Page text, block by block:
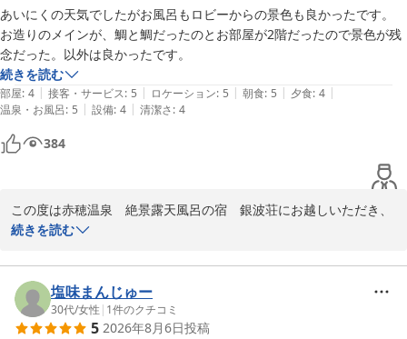
館内のご案内や配慮を見直し、落ち着いてお休みいただけるよう努
めてまいります。
次回はぜひお天気の良い日の景色と露天風呂もお楽しみくださいま
せ。
2026-07-30
あいにくの天気でしたがお風呂もロビーからの景色も良かったです。
お造りのメインが、鯛と鯛だったのとお部屋が2階だったので景色が残
念だった。以外は良かったです。
続きを読む
部屋: 4 | 接客・サービス: 5 | ロケーション: 5 | 朝食: 5 | 夕食: 4 |
温泉・お風呂: 5 | 設備: 4 | 清潔さ: 4
384
この度は赤穂温泉　絶景露天風呂の宿　銀波荘にお越しいただき、
誠にありがとうございます。
らの景色をお楽しみいただけたようで安心いたしました。
一方で、お食事の内容や客室の階数につきまして、ご期待に添えな
い点があり、残念な思いをさせてしまいましたこと、深くお詫び申
続きを読む
塩味まんじゅー
30代/女性 | 1件のクチコミ
5 2026年8月6日投稿